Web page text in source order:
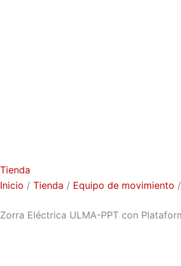
Tienda
Inicio / Tienda / Equipo de movimiento /
Zorra Eléctrica ULMA-PPT con